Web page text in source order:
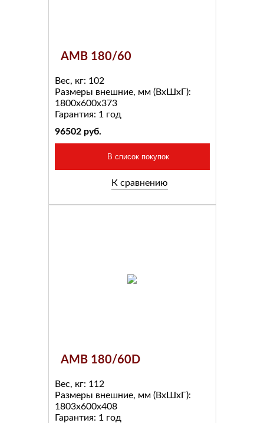
AMB 180/60
Вес, кг: 102
Размеры внешние, мм (ВхШхГ):
1800x600x373
Гарантия: 1 год
96502руб.
В список покупок
К сравнению
AMB 180/60D
Вес, кг: 112
Размеры внешние, мм (ВхШхГ):
1803x600x408
Гарантия: 1 год